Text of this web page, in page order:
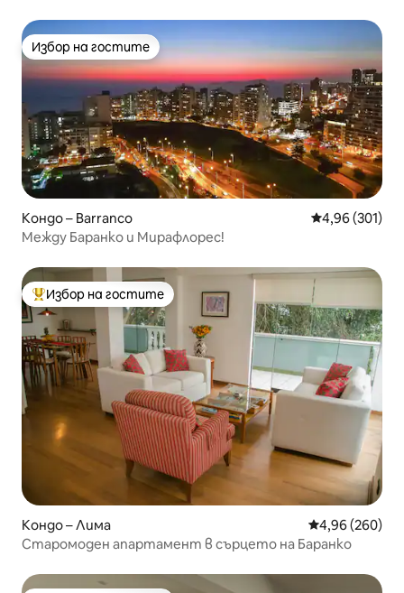
Избор на гостите
Избор на гостите
Кондо – Barranco Средна
4,96 (301)
Между Баранко и Мирафлорес!
Най-популярен избор на гостите
Избор на гостите
Кондо – Лима Средна
4,96 (260)
Старомоден апартамент в сърцето на Баранко